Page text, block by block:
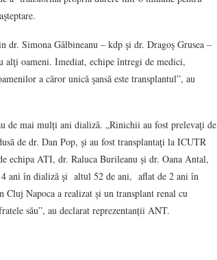
Simona Gălbineanu – kdp şi dr. Dragoş Grusea –
alţi oameni. Imediat, echipe întregi de medici,
a căror unică şansă este transplantul”, au
de mai mulți ani dializă. „Rinichii au fost prelevaţi de
de dr. Dan Pop, şi au fost transplantaţi la ICUTR
echipa ATI, dr. Raluca Burileanu și dr. Oana Antal,
ani în dializă şi altul 52 de ani, aflat de 2 ani în
Napoca a realizat și un transplant renal cu
său”, au declarat reprezentanții ANT.